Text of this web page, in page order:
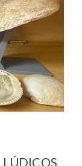
LÚDICOS